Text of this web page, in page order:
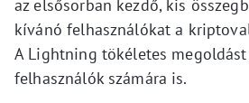
az elsősorban kezdő, kis
kívánó felhasználókat a
A Lightning tökéletes
felhasználók számára is.